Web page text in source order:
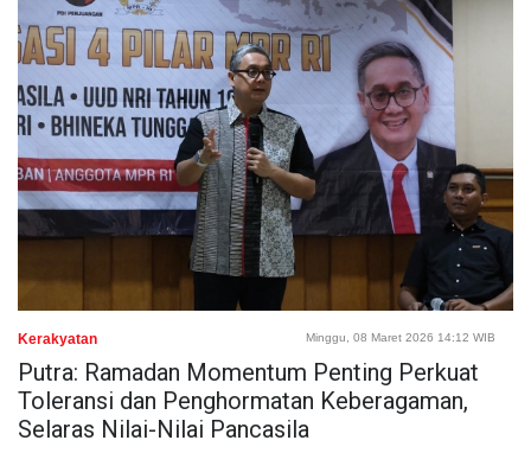
Kerakyatan Minggu, 08 Maret 2026 14:12 WIB
Putra: Ramadan Momentum Penting Perkuat
Toleransi dan Penghormatan Keberagaman,
Selaras Nilai-Nilai Pancasila